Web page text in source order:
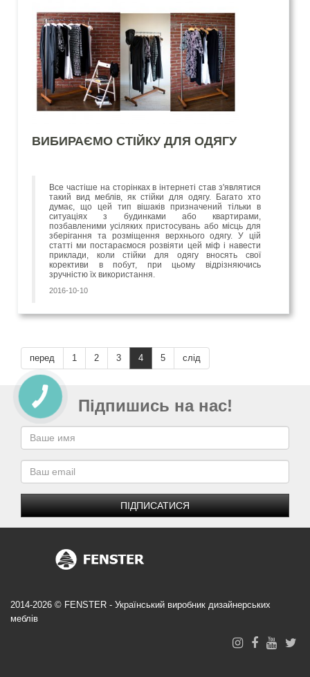
ВИБИРАЄМО СТІЙКУ ДЛЯ ОДЯГУ
Все частіше на сторінках в інтернеті став з'являтися
такий вид меблів, як стійки для одягу. Багато хто
думає, що цей тип вішаків призначений тільки в
ситуаціях з будинками або квартирами,
позбавленими усіляких пристосувань або місць для
зберігання та розміщення верхнього одягу. У цій
статті ми постараємося розвіяти цей міф і навести
приклади, коли стійки для одягу вносять свої
корективи в побут, при цьому відрізняючись
зручністю їх використання.
2016-10-10
перед 1 2 3 4 5 слід
Підпишись на нас!
ПІДПИСАТИСЯ
2014-2026 © FENSTER - Український виробник дизайнерських
меблів